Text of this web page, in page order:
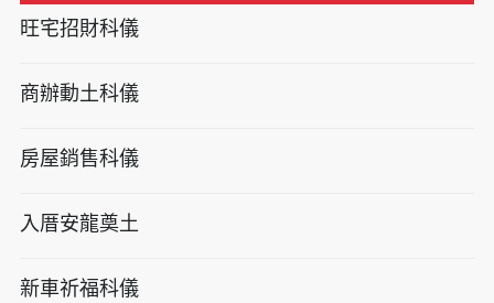
旺宅招財科儀
商辦動土科儀
房屋銷售科儀
入厝安龍奠土
新車祈福科儀